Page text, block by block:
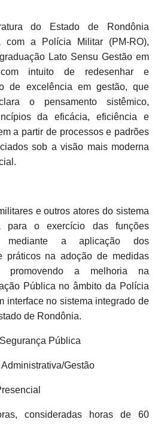
do Estado de Rondônia
com a Polícia Militar (PM-RO),
Lato Sensu Gestão em
com intuito de redesenhar e
de excelência em gestão, que
o pensamento sistêmico,
da eficácia, eficiência e
a partir de processos e padrões
sob a visão mais moderna
e outros atores do sistema
para o exercício das funções
mediante a aplicação dos
práticos na adoção de medidas
promovendo a melhoria na
Pública no âmbito da Polícia
interface no sistema integrado de
de Rondônia.
Pública
Gestão
consideradas horas de 60